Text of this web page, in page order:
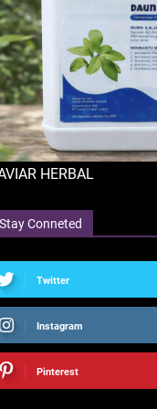
HERBAL
Stay Conneted
Twitter
Instagram
Pinterest